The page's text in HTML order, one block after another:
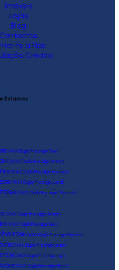
Imóveis
Lojas
Blog
Contactos
te a Nós
Crédito
Estamos
(RE/MAX Duplo Prestígio One)
(RE/MAX Duplo Prestígio West)
(RE/MAX Duplo Prestígio Factory)
(RE/MAX Duplo Prestígio Local)
(RE/MAX Duplo Prestígio Várzea)
(RE/MAX Duplo Prestígio Action)
(RE/MAX Duplo Prestígio Link)
(RE/MAX Duplo Prestígio Raízes)
(RE/MAX Duplo Prestígio Urbis)
(RE/MAX Duplo Prestígio Tua)
(RE/MAX Duplo Prestígio Novo)